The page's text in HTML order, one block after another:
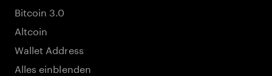
Bitcoin 3.0
Altcoin
Wallet Address
Alles einblenden